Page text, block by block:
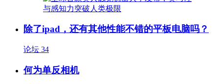
除了ipad，还有其他性能不错的平板电脑吗？
论坛 34
何为单反相机